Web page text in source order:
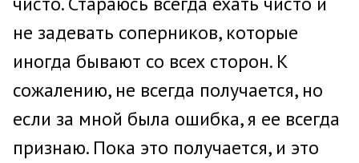
не задевать соперников, которые
иногда бывают со всех сторон. К
сожалению, не всегда получается, но
если за мной была ошибка, я ее всегда
признаю. Пока это получается, и это